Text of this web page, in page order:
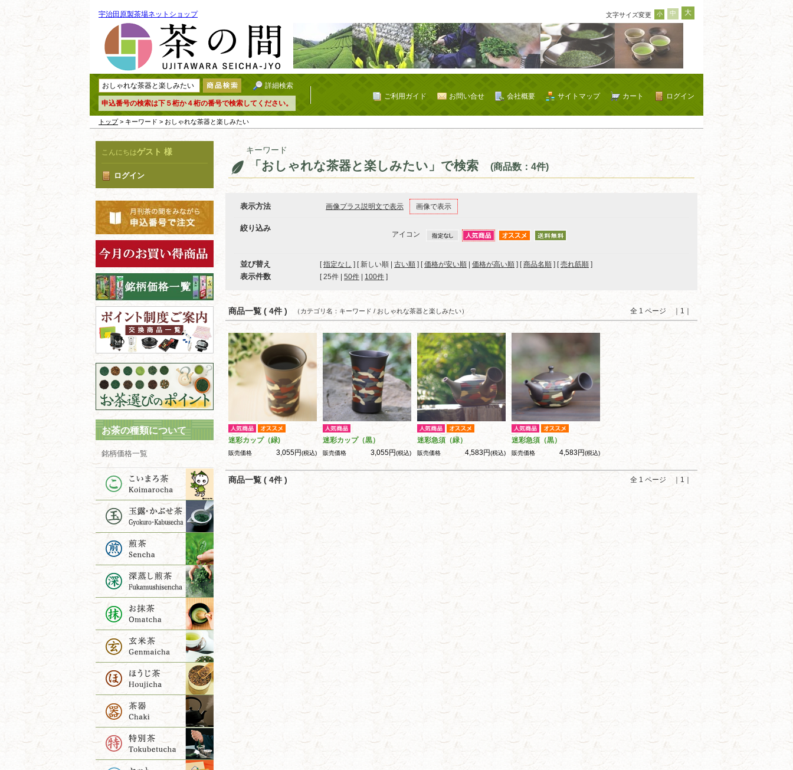
宇治田原製茶場ネットショップ 文字サイズ変更 小 中 大
詳細検索
申込番号の検索は下５桁か４桁の番号で検索してください。
ログイン
カート
サイトマップ
会社概要
お問い合せ
ご利用ガイド
トップ> キーワード > おしゃれな茶器と楽しみたい
こんにちはゲスト 様
ログイン
お茶の種類について
銘柄価格一覧
キーワード
「おしゃれな茶器と楽しみたい」で検索 (商品数：4件)
表示方法 画像プラス説明文で表示 画像で表示
絞り込み
アイコン
並び替え [指定なし ] [ 新しい順 | 古い順 ] [価格が安い順 価格が高い順 ] [商品名順 ] [売れ筋順 ]
表示件数 [ 25件 50件 100件 ]
商品一覧 ( 4件 ) 全 1 ページ ｜1｜
（カテゴリ名：キーワード / おしゃれな茶器と楽しみたい）
迷彩カップ（緑)
販売価格 3,055円(税込)
迷彩カップ（黒）
販売価格 3,055円(税込)
迷彩急須（緑）
販売価格 4,583円(税込)
迷彩急須（黒）
販売価格 4,583円(税込)
商品一覧 ( 4件 ) 全 1 ページ ｜1｜